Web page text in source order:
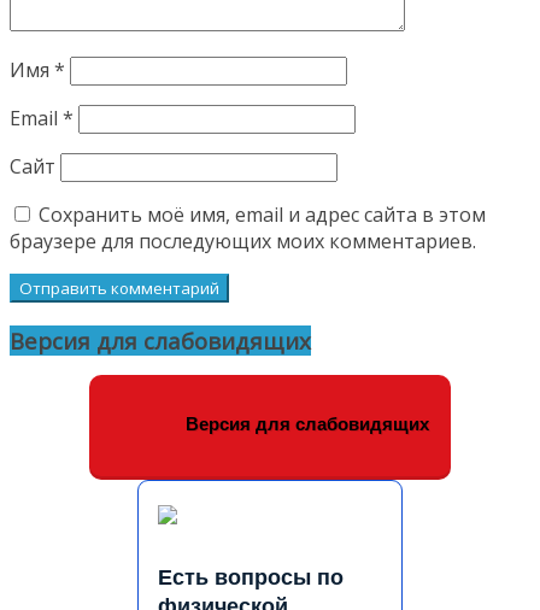
Имя *
Email *
Сайт
Сохранить моё имя, email и адрес сайта в этом
браузере для последующих моих комментариев.
Версия для слабовидящих
Версия для слабовидящих
Есть вопросы по